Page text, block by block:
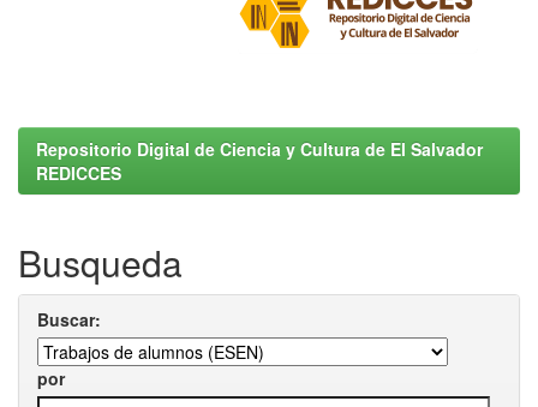
Repositorio Digital de Ciencia y Cultura de El Salvador
REDICCES
Busqueda
Buscar:
por